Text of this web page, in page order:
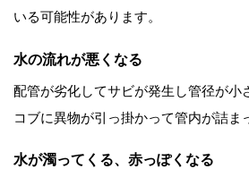
いる可能性があります。
水の流れが悪くなる
配管が劣化してサビが発生し管径が小
コブに異物が引っ掛かって管内が詰ま
水が濁ってくる、赤っぽくなる